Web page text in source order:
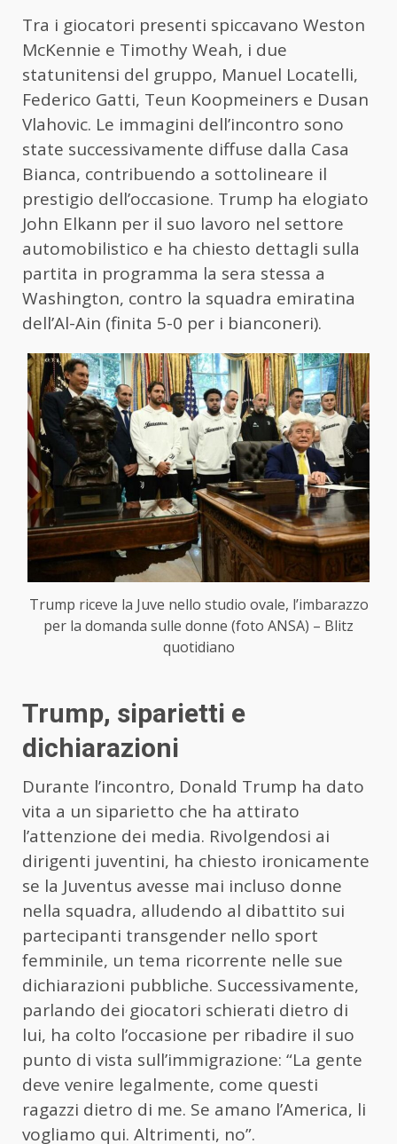
Tra i giocatori presenti spiccavano Weston
McKennie e Timothy Weah, i due
statunitensi del gruppo, Manuel Locatelli,
Federico Gatti, Teun Koopmeiners e Dusan
Vlahovic. Le immagini dell’incontro sono
state successivamente diffuse dalla Casa
Bianca, contribuendo a sottolineare il
prestigio dell’occasione. Trump ha elogiato
John Elkann per il suo lavoro nel settore
automobilistico e ha chiesto dettagli sulla
partita in programma la sera stessa a
Washington, contro la squadra emiratina
dell’Al-Ain (finita 5-0 per i bianconeri).
Trump riceve la Juve nello studio ovale, l’imbarazzo
per la domanda sulle donne (foto ANSA) – Blitz
quotidiano
Trump, siparietti e
dichiarazioni
Durante l’incontro, Donald Trump ha dato
vita a un siparietto che ha attirato
l’attenzione dei media. Rivolgendosi ai
dirigenti juventini, ha chiesto ironicamente
se la Juventus avesse mai incluso donne
nella squadra, alludendo al dibattito sui
partecipanti transgender nello sport
femminile, un tema ricorrente nelle sue
dichiarazioni pubbliche. Successivamente,
parlando dei giocatori schierati dietro di
lui, ha colto l’occasione per ribadire il suo
punto di vista sull’immigrazione: “La gente
deve venire legalmente, come questi
ragazzi dietro di me. Se amano l’America, li
vogliamo qui. Altrimenti, no”.